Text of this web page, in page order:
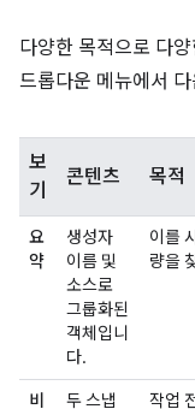
다양한 목적으로 다
드롭다운 메뉴에서
보
기
콘텐츠 목적
요
약
생성자
이름 및
소스로
그룹화된
객체입니
다.
이를
량을
비 두 스냅 작업